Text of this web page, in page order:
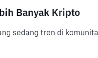
Banyak Kripto
sedang tren di